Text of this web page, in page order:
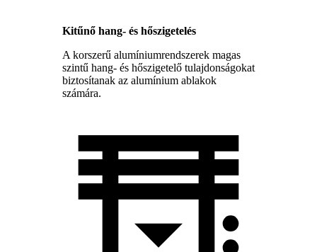
Kitűnő hang- és hőszigetelés
A korszerű alumíniumrendszerek magas
szintű hang- és hőszigetelő tulajdonságokat
biztosítanak az alumínium ablakok
számára.